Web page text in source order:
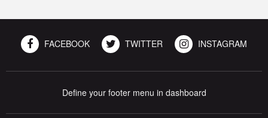
FACEBOOK TWITTER INSTAGRAM
Define your footer menu in dashboard